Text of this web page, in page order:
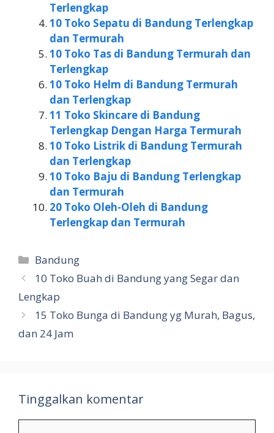
Terlengkap
10 Toko Sepatu di Bandung Terlengkap
dan Termurah
10 Toko Tas di Bandung Termurah dan
Terlengkap
10 Toko Helm di Bandung Termurah
dan Terlengkap
11 Toko Skincare di Bandung
Terlengkap Dengan Harga Termurah
10 Toko Listrik di Bandung Termurah
dan Terlengkap
10 Toko Baju di Bandung Terlengkap
dan Termurah
20 Toko Oleh-Oleh di Bandung
Terlengkap dan Termurah
Kategori
Bandung
10 Toko Buah di Bandung yang Segar dan
Lengkap
15 Toko Bunga di Bandung yg Murah, Bagus,
dan 24 Jam
Tinggalkan komentar